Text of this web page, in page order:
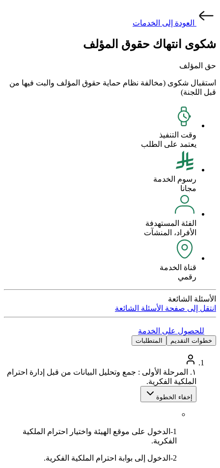
العودة إلى الخدمات
شكوى انتهاك حقوق المؤلف
حق المؤلف
استقبال شكوى (مخالفة نظام حماية حقوق المؤلف والبت فيها من
قبل اللجنة)
وقت التنفيذ
يعتمد على الطلب
رسوم الخدمة
مجانا
الفئة المستهدفة
الأفراد، المنشآت
قناة الخدمة
رقمي
الأسئلة الشائعة
انتقل إلى صفحة الأسئلة الشائعة
للحصول على الخدمة
خطوات التقديم المتطلبات
١.
المرحلة الأولى : جمع وتحليل البيانات من قبل إدارة احترام
الملكية الفكرية.
إخفاء الخطوة
1-الدخول على موقع الهيئة واختيار احترام الملكية
الفكرية.
2-الدخول إلى بوابة احترام الملكية الفكرية.